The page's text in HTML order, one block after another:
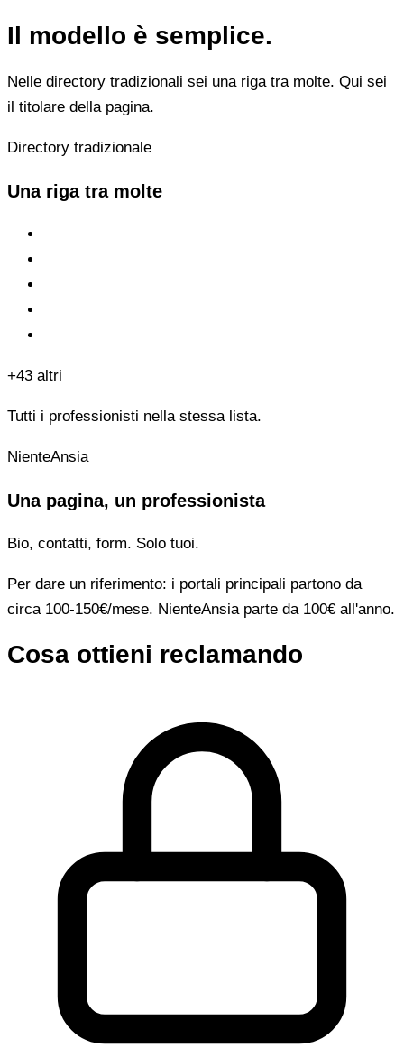
Il modello è semplice.
Nelle directory tradizionali sei una riga tra molte. Qui sei
il titolare della pagina.
Directory tradizionale
Una riga tra molte
+43 altri
Tutti i professionisti nella stessa lista.
NienteAnsia
Una pagina, un professionista
Bio, contatti, form. Solo tuoi.
Per dare un riferimento: i portali principali partono da
circa 100-150€/mese. NienteAnsia parte da 100€ all'anno.
Cosa ottieni reclamando